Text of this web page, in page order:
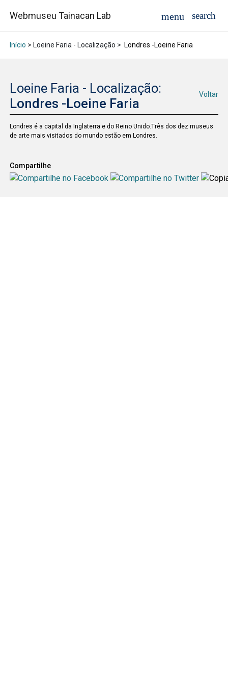
Webmuseu Tainacan Lab
Início > Loeine Faria - Localização > Londres -Loeine Faria
Loeine Faria - Localização:
Londres -Loeine Faria
Voltar
Londres é a capital da Inglaterra e do Reino Unido.Três dos dez museus
de arte mais visitados do mundo estão em Londres.
Compartilhe